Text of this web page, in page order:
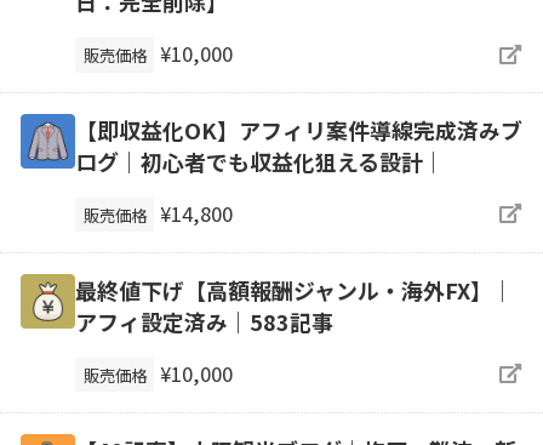
販売価格 ¥10,000
【即収益化OK】アフィリ案件導線完成済みブ
ログ｜初心者でも収益化狙える設計｜
販売価格 ¥14,800
最終値下げ【高額報酬ジャンル・海外FX】｜
アフィ設定済み｜583記事
販売価格 ¥10,000